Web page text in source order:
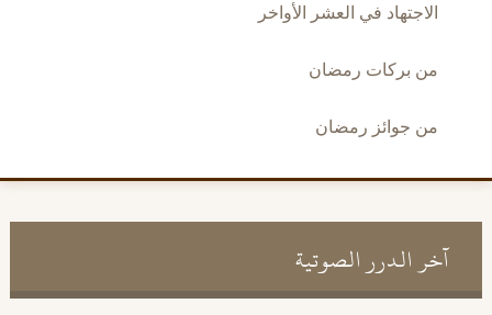
الاجتهاد في العشر الأواخر
من بركات رمضان
من جوائز رمضان
آخر الدرر الصوتية